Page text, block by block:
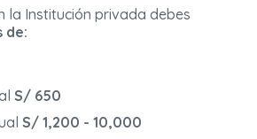
la Institución privada debes
de:
S/ 650
S/ 1,200 - 10,000